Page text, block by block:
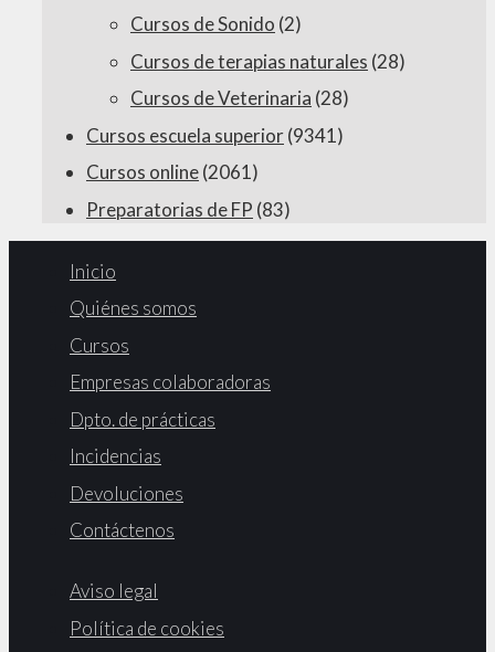
Cursos de Sonido (2)
Cursos de terapias naturales (28)
Cursos de Veterinaria (28)
Cursos escuela superior(9341)
Cursos online(2061)
Preparatorias de FP (83)
Inicio
Quiénes somos
Cursos
Empresas colaboradoras
Dpto. de prácticas
Incidencias
Devoluciones
Contáctenos
Aviso legal
Política de cookies